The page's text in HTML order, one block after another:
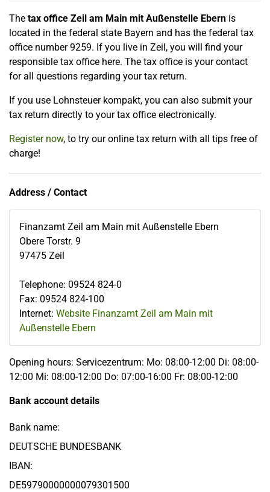
The tax office Zeil am Main mit Außenstelle Ebern is
located in the federal state Bayern and has the federal tax
office number 9259. If you live in Zeil, you will find your
responsible tax office here. The tax office is your contact
for all questions regarding your tax return.
If you use Lohnsteuer kompakt, you can also submit your
tax return directly to your tax office electronically.
Register now, to try our online tax return with all tips free of
charge!
Address / Contact
Finanzamt Zeil am Main mit Außenstelle Ebern
Obere Torstr. 9
97475 Zeil
Telephone: 09524 824-0
Fax: 09524 824-100
Internet: Website Finanzamt Zeil am Main mit
Außenstelle Ebern
Opening hours: Servicezentrum: Mo: 08:00-12:00 Di: 08:00-
12:00 Mi: 08:00-12:00 Do: 07:00-16:00 Fr: 08:00-12:00
Bank account details
Bank name:
DEUTSCHE BUNDESBANK
IBAN:
DE59790000000079301500